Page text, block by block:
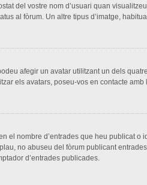
del vostre nom d’usuari quan
al fòrum. Un altre tipus d’imatge,
afegir un avatar utilitzant un dels
els avatars, poseu-vos en contacte amb
el nombre d’entrades que heu publicat
no abuseu del fòrum publicant
d’entrades publicades.